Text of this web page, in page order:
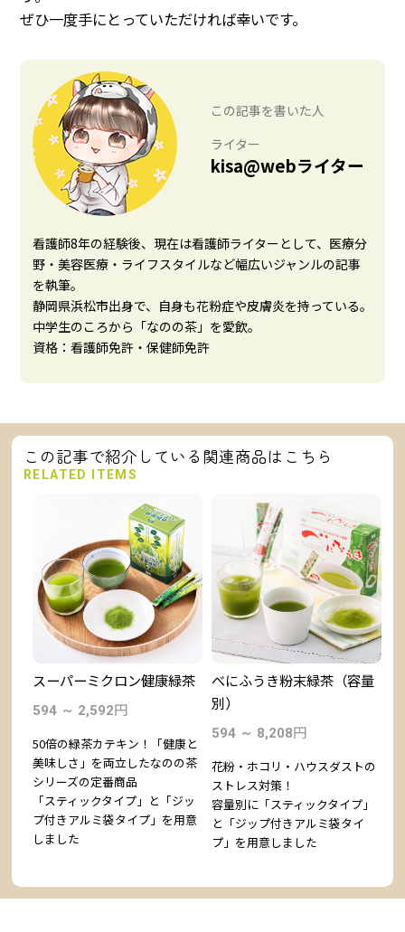
ぜひ一度手にとっていただければ幸いです。
この記事を書いた人
ライター
kisa@webライター
看護師8年の経験後、現在は看護師ライターとして、医療分
野・美容医療・ライフスタイルなど幅広いジャンルの記事
を執筆。
静岡県浜松市出身で、自身も花粉症や皮膚炎を持っている。
中学生のころから「なのの茶」を愛飲。
資格：看護師免許・保健師免許
この記事で紹介している関連商品はこちら
RELATED ITEMS
スーパーミクロン健康緑茶
594 ～ 2,592円
50倍の緑茶カテキン！「健康と
美味しさ」を両立したなのの茶
シリーズの定番商品
「スティックタイプ」と「ジッ
プ付きアルミ袋タイプ」を用意
しました
べにふうき粉末緑茶（容量
別）
594 ～ 8,208円
花粉・ホコリ・ハウスダストの
ストレス対策！
容量別に「スティックタイプ」
と「ジップ付きアルミ袋タイ
プ」を用意しました